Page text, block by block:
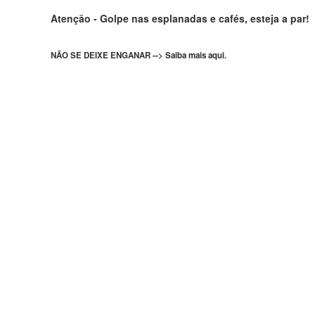
Atenção - Golpe nas esplanadas e cafés, esteja a par!
NÃO SE DEIXE ENGANAR --> Saiba mais aqui.